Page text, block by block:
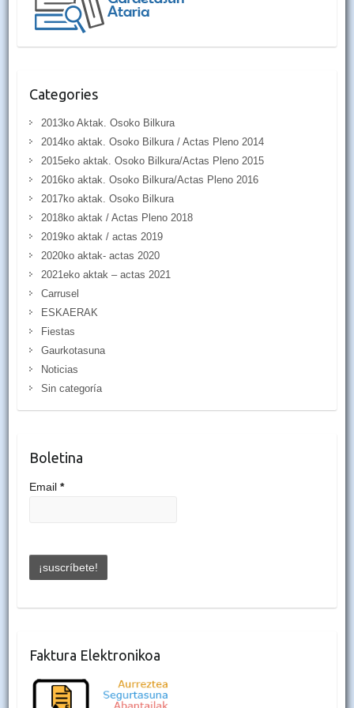
Categories
2013ko Aktak. Osoko Bilkura
2014ko aktak. Osoko Bilkura / Actas Pleno 2014
2015eko aktak. Osoko Bilkura/Actas Pleno 2015
2016ko aktak. Osoko Bilkura/Actas Pleno 2016
2017ko aktak. Osoko Bilkura
2018ko aktak / Actas Pleno 2018
2019ko aktak / actas 2019
2020ko aktak- actas 2020
2021eko aktak – actas 2021
Carrusel
ESKAERAK
Fiestas
Gaurkotasuna
Noticias
Sin categoría
Boletina
Email *
Faktura Elektronikoa